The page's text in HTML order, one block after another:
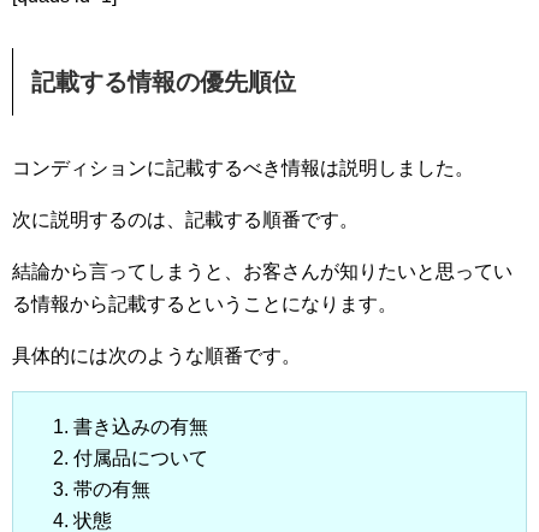
記載する情報の優先順位
コンディションに記載するべき情報は説明しました。
次に説明するのは、記載する順番です。
結論から言ってしまうと、お客さんが知りたいと思ってい
る情報から記載するということになります。
具体的には次のような順番です。
書き込みの有無
付属品について
帯の有無
状態